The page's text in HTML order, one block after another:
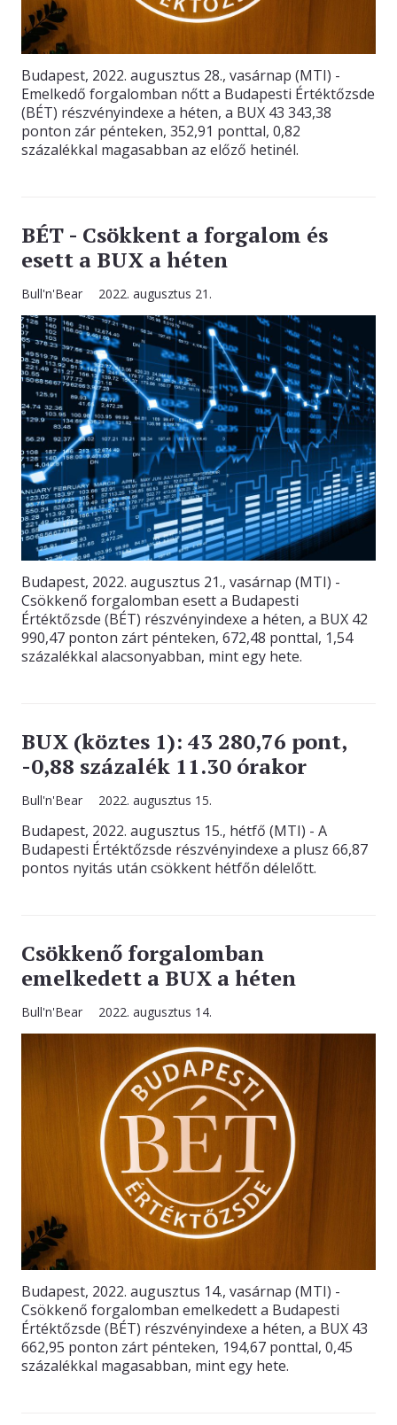
Budapest, 2022. augusztus 28., vasárnap (MTI) -
Emelkedő forgalomban nőtt a Budapesti Értéktőzsde
(BÉT) részvényindexe a héten, a BUX 43 343,38
ponton zár pénteken, 352,91 ponttal, 0,82
százalékkal magasabban az előző hetinél.
BÉT - Csökkent a forgalom és
esett a BUX a héten
Bull'n'Bear 2022. augusztus 21.
Budapest, 2022. augusztus 21., vasárnap (MTI) -
Csökkenő forgalomban esett a Budapesti
Értéktőzsde (BÉT) részvényindexe a héten, a BUX 42
990,47 ponton zárt pénteken, 672,48 ponttal, 1,54
százalékkal alacsonyabban, mint egy hete.
BUX (köztes 1): 43 280,76 pont,
-0,88 százalék 11.30 órakor
Bull'n'Bear 2022. augusztus 15.
Budapest, 2022. augusztus 15., hétfő (MTI) - A
Budapesti Értéktőzsde részvényindexe a plusz 66,87
pontos nyitás után csökkent hétfőn délelőtt.
Csökkenő forgalomban
emelkedett a BUX a héten
Bull'n'Bear 2022. augusztus 14.
Budapest, 2022. augusztus 14., vasárnap (MTI) -
Csökkenő forgalomban emelkedett a Budapesti
Értéktőzsde (BÉT) részvényindexe a héten, a BUX 43
662,95 ponton zárt pénteken, 194,67 ponttal, 0,45
százalékkal magasabban, mint egy hete.